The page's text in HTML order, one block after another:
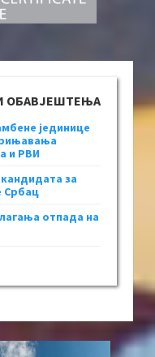
ОБАВЈЕШТЕЊА
јединице
и РВИ
за
Србац
отпада на